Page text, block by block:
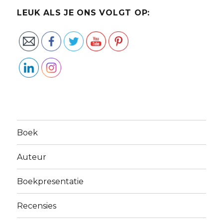
LEUK ALS JE ONS VOLGT OP:
Boek
Auteur
Boekpresentatie
Recensies